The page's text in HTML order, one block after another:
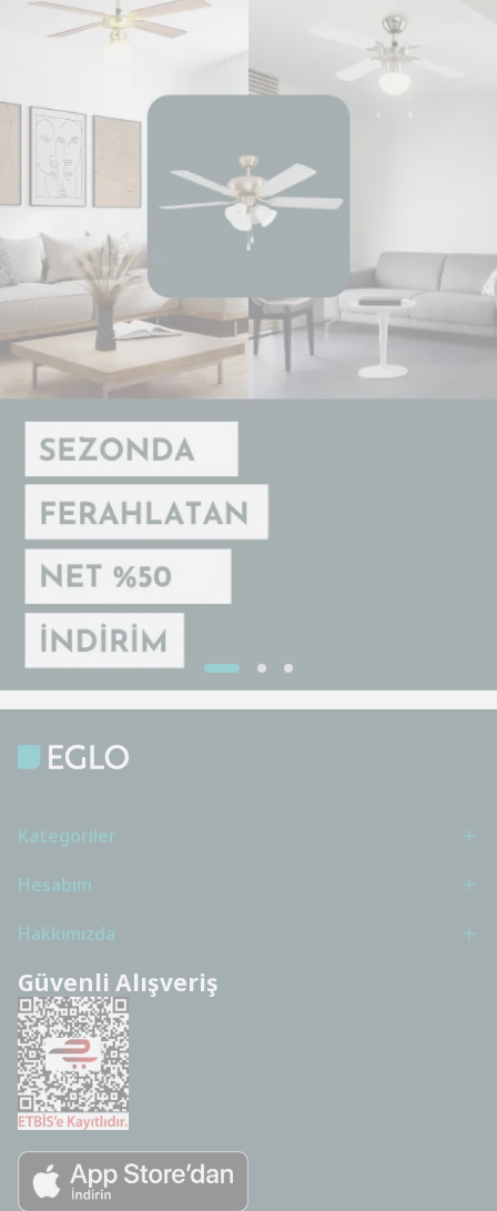
Kategoriler
Hesabım
Hakkımızda
Güvenli Alışveriş